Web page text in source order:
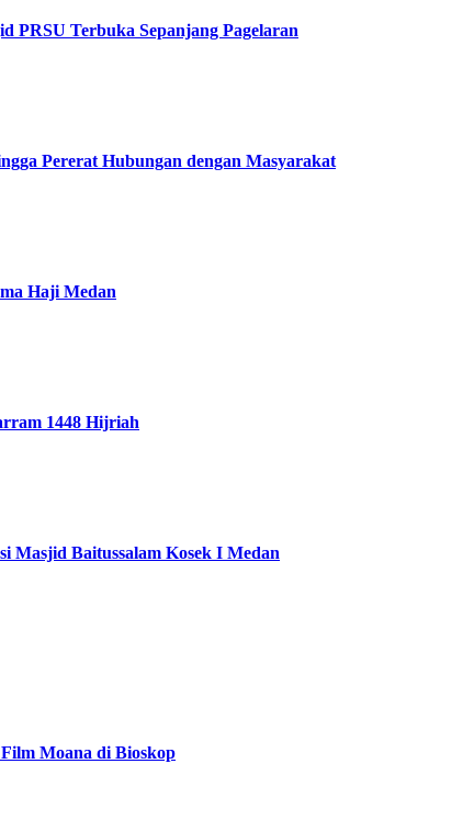
PRSU Terbuka Sepanjang Pagelaran
Pererat Hubungan dengan Masyarakat
Haji Medan
1448 Hijriah
Masjid Baitussalam Kosek I Medan
Moana di Bioskop